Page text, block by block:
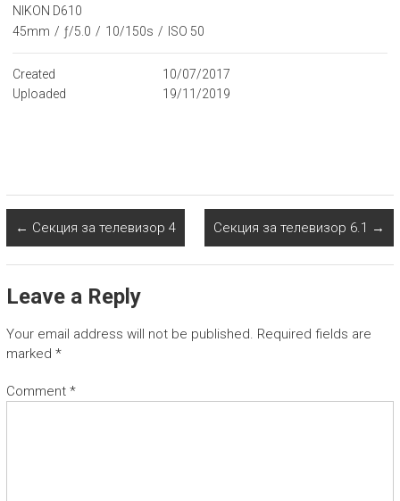
NIKON D610
45mm / ƒ/5.0 / 10/150s / ISO 50
Created
10/07/2017
Uploaded
19/11/2019
← Секция за телевизор 4 Секция за телевизор 6.1 →
Leave a Reply
Your email address will not be published. Required fields are
marked *
Comment *